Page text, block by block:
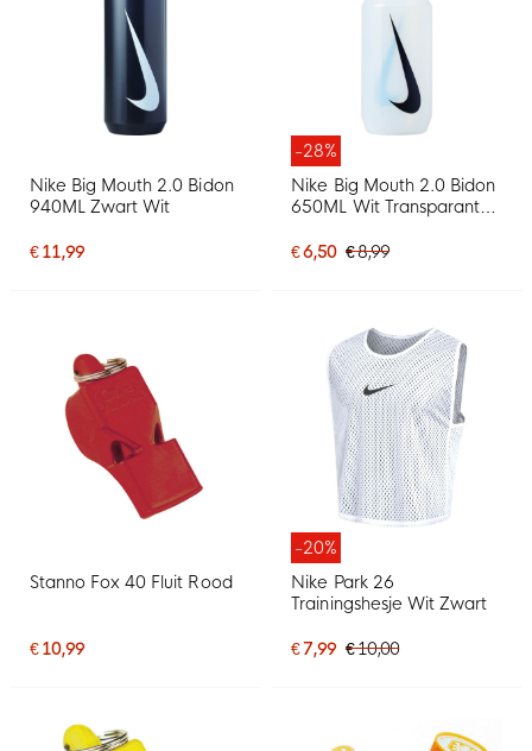
Nike Big Mouth 2.0 Bidon
940ML Zwart Wit
€ 11,99
-28%
Nike Big Mouth 2.0 Bidon
650ML Wit Transparant
€ 6,50 € 8,99
Stanno Fox 40 Fluit Rood
€ 10,99
-20%
Nike Park 26
Trainingshesje Wit Zwart
€ 7,99 € 10,00